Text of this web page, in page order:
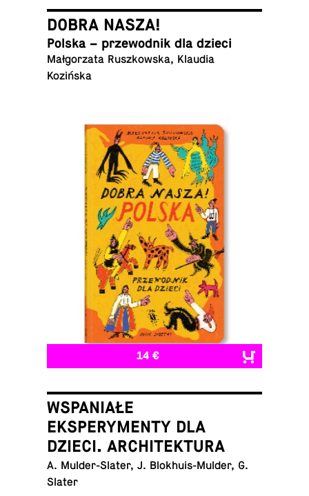
DOBRA NASZA!
Polska – prze­wod­nik dla dzieci
Małgorzata Ruszkowska, Klaudia
Kozińska
14 €
WSPANIAŁE
EKSPERYMENTY DLA
DZIECI. ARCHITEKTURA
A. Mul­der-Slater, J. Blokhuis-Mul­der, G.
Slater